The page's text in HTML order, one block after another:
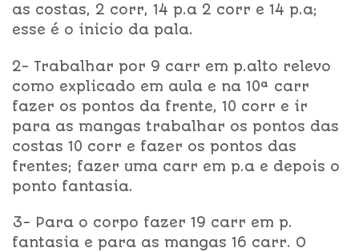
as costas, 2 corr, 14 p.a 2 corr e 14 p.a;
esse é o inicio da pala.
2- Trabalhar por 9 carr em p.alto relevo
como explicado em aula e na 10ª carr
fazer os pontos da frente, 10 corr e ir
para as mangas trabalhar os pontos das
costas 10 corr e fazer os pontos das
frentes; fazer uma carr em p.a e depois o
ponto fantasia.
3- Para o corpo fazer 19 carr em p.
fantasia e para as mangas 16 carr. O